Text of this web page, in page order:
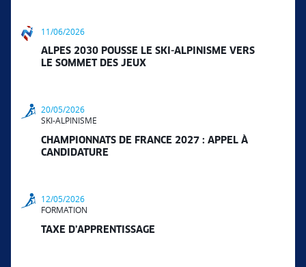
11/06/2026
ALPES 2030 POUSSE LE SKI-ALPINISME VERS
LE SOMMET DES JEUX
20/05/2026
SKI-ALPINISME
CHAMPIONNATS DE FRANCE 2027 : APPEL À
CANDIDATURE
12/05/2026
FORMATION
TAXE D’APPRENTISSAGE